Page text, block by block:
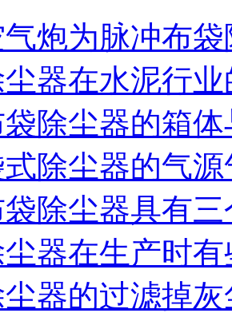
炮为脉冲布
器在水泥行
除尘器的箱
除尘器的气
除尘器具有
器在生产时
器的过滤掉